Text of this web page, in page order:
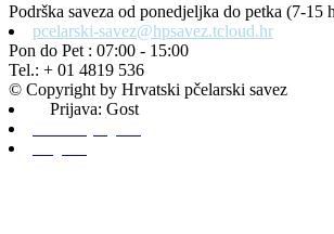
Podrška saveza od ponedjeljka do petka (7-15
pcelarski-savez@hpsavez.tcloud.hr
Pon do Pet : 07:00 - 15:00
Tel.: + 01 4819 536
© Copyright by Hrvatski pčelarski savez
Prijava: Gost